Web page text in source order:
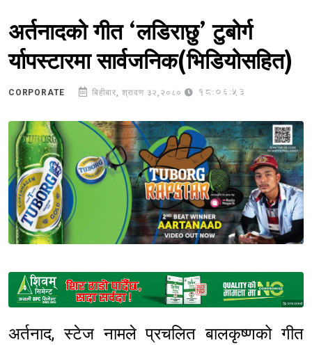
अर्तनादको गीत ‘लडिराछु’ टुबोर्ग
र्यापस्टारमा सार्वजनिक(भिडियोसहित)
CORPORATE बिहीबार, श्रावण ३२,२०८० 18:06:53
Sponsored
अर्तनाद, स्टेज नामले प्रचलित बालकृष्णको गीत